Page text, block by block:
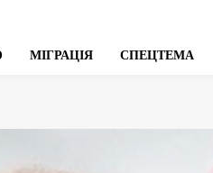
МІГРАЦІЯ СПЕЦТЕМА